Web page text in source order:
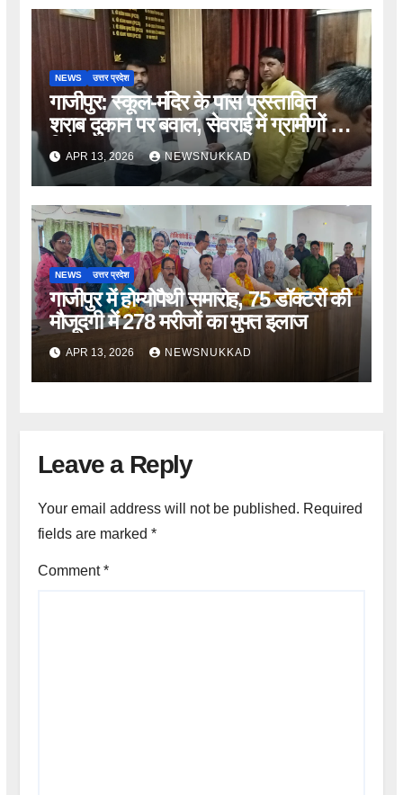
NEWS उत्तर प्रदेश
गाजीपुर: स्कूल-मंदिर के पास प्रस्तावित
शराब दुकान पर बवाल, सेवराई में ग्रामीणों का
विरोध
APR 13, 2026 NEWSNUKKAD
NEWS उत्तर प्रदेश
गाजीपुर में होम्योपैथी समारोह, 75 डॉक्टरों की
मौजूदगी में 278 मरीजों का मुफ्त इलाज
APR 13, 2026 NEWSNUKKAD
Leave a Reply
Your email address will not be published. Required
fields are marked *
Comment*